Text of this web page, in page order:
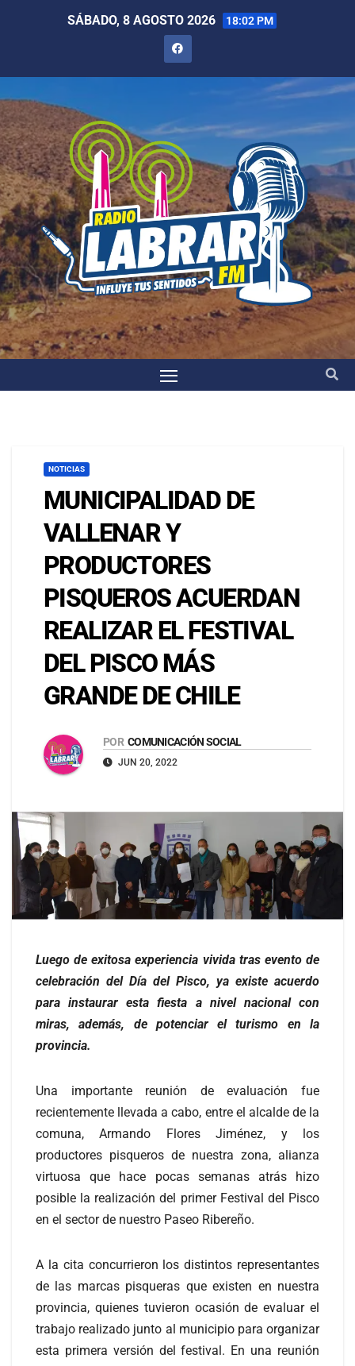
SÁBADO, 8 AGOSTO 2026 18:02 PM
NOTICIAS
MUNICIPALIDAD DE
VALLENAR Y
PRODUCTORES
PISQUEROS ACUERDAN
REALIZAR EL FESTIVAL
DEL PISCO MÁS
GRANDE DE CHILE
POR COMUNICACIÓN SOCIAL
JUN 20, 2022
Luego de exitosa experiencia vivida tras evento de
celebración del Día del Pisco, ya existe acuerdo
para instaurar esta fiesta a nivel nacional con
miras, además, de potenciar el turismo en la
provincia.
Una importante reunión de evaluación fue
recientemente llevada a cabo, entre el alcalde de la
comuna, Armando Flores Jiménez, y los
productores pisqueros de nuestra zona, alianza
virtuosa que hace pocas semanas atrás hizo
posible la realización del primer Festival del Pisco
en el sector de nuestro Paseo Ribereño.
A la cita concurrieron los distintos representantes
de las marcas pisqueras que existen en nuestra
provincia, quienes tuvieron ocasión de evaluar el
trabajo realizado junto al municipio para organizar
esta primera versión del festival. En una reunión